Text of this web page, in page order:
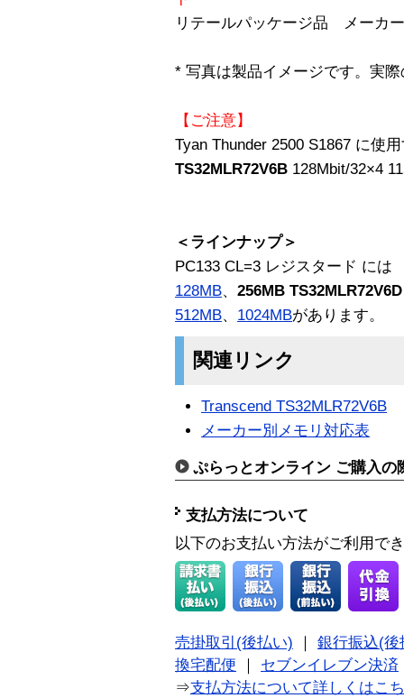
リテールパッケージ品 メーカ
* 写真は製品イメージです。実
【ご注意】
Tyan Thunder 2500 S1867 に使
TS32MLR72V6B 128Mbit/32×4
＜ラインナップ＞
PC133 CL=3 レジスタード には
128MB、 256MB
512MB、 1024MBがあります。
関連リンク
Transcend TS32MLR72V6B
メーカー別メモリ対応表
ぷらっとオンライン ご購入の
支払方法について
以下のお支払い方法がご利用で
売掛取引(後払い)
銀行振込(後
換宅配便
セブンイレブン決済
⇒支払方法について詳しくはこ